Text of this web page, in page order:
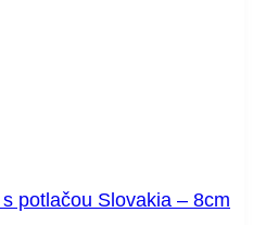
potlačou Slovakia – 8cm